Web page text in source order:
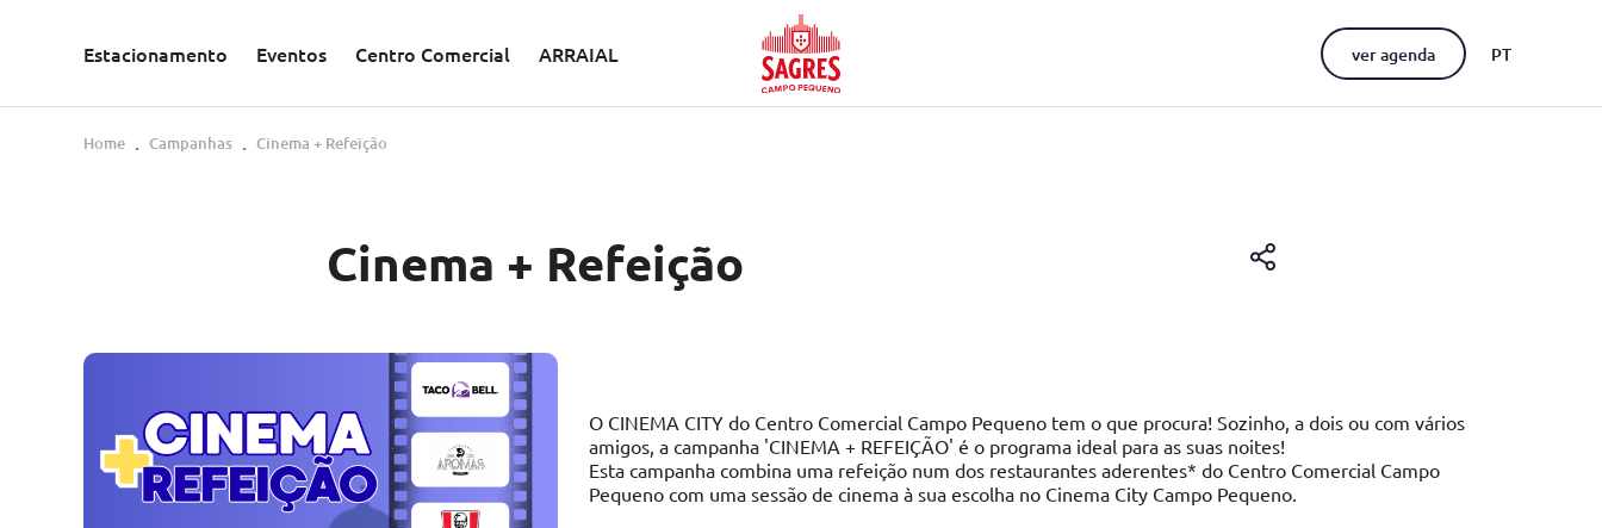
Estacionamento Eventos Centro Comercial ARRAIAL ver agenda PT
Home Campanhas Cinema + Refeição
Cinema + Refeição
O CINEMA CITY do Centro Comercial Campo Pequeno tem o que procura! Sozinho, a dois ou com vários
amigos, a campanha 'CINEMA + REFEIÇÃO' é o programa ideal para as suas noites!
Esta campanha combina uma refeição num dos restaurantes aderentes* do Centro Comercial Campo
Pequeno com uma sessão de cinema à sua escolha no Cinema City Campo Pequeno.